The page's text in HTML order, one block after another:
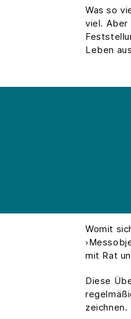
Was so
viel. Aber
Leben
Womit
mit Rat
Diese
zeichnen.